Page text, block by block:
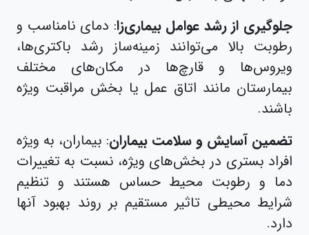
جلوگیری از رشد عوامل بیماری‌زا: دمای نامناسب و
رطوبت بالا می‌توانند زمینه‌ساز رشد باکتری‌ها،
ویروس‌ها و قارچ‌ها در مکان‌های مختلف
بیمارستان مانند اتاق عمل یا بخش مراقبت ویژه
باشند.
تضمین آسایش و سلامت بیماران: بیماران، به ویژه
افراد بستری در بخش‌های ویژه، نسبت به تغییرات
دما و رطوبت محیط حساس هستند و تنظیم
شرایط محیطی تاثیر مستقیم بر روند بهبود آنها
دارد.